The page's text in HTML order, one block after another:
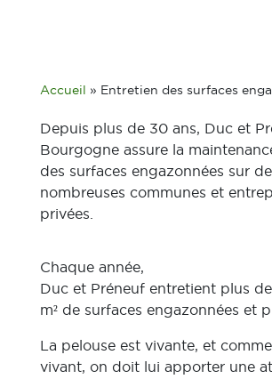
Accueil » Entretien des surfaces
Depuis plus de 30 ans, Duc et
Bourgogne assure la
des surfaces engazonnées sur de
nombreuses communes et
privées.
Chaque année,
Duc et Préneuf entretient plus
m² de surfaces engazonnées et
La pelouse est vivante, et
vivant, on doit lui apporter une